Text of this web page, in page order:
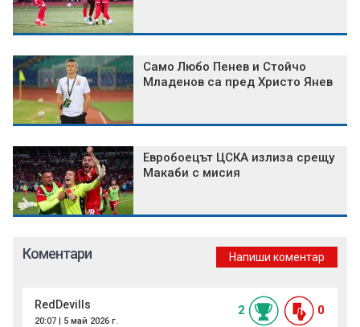
Само Любо Пенев и Стойчо
Младенов са пред Христо Янев
Евробоецът ЦСКА излиза срещу
Макаби с мисия
Коментари Напиши коментар
RedDevills
20:07 | 5 май 2026 г.
2 0